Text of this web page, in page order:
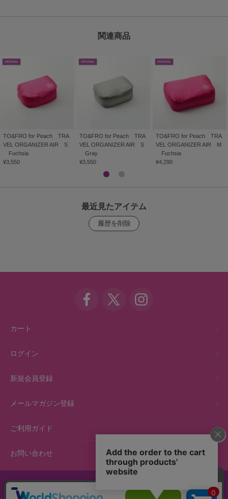
関連商品
TO&FRO for Peach TRA
VEL ORGANIZER AIR S
Fuchsia
¥3,550
TO&FRO for Peach TRA
VEL ORGANIZER AIR S
Gray
¥3,550
TO&FRO for Peach TRA
VEL ORGANIZER AIR M
Fuchsia
¥4,290
最近見たアイテム
カート
ログイン
新規会員登録
メールマガジン登録
ご利用ガイド
お問い合わせ